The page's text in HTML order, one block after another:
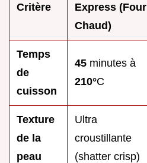
Critère
Express (Four
Chaud)
Temps
de
cuisson
45 minutes à
210°C
Texture
de la
peau
Ultra
croustillante
(shatter crisp)